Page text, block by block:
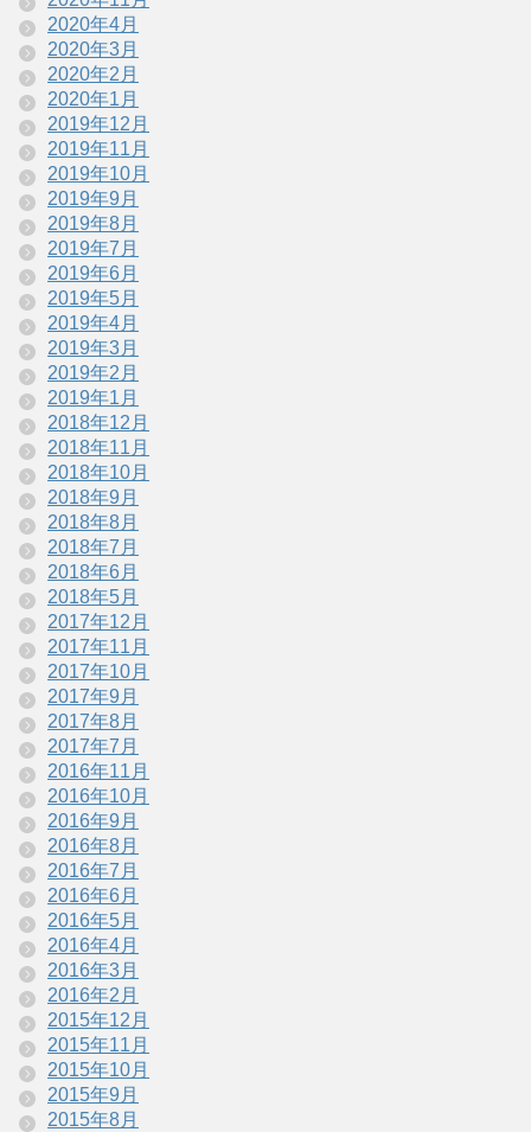
2020年4月
2020年3月
2020年2月
2020年1月
2019年12月
2019年11月
2019年10月
2019年9月
2019年8月
2019年7月
2019年6月
2019年5月
2019年4月
2019年3月
2019年2月
2019年1月
2018年12月
2018年11月
2018年10月
2018年9月
2018年8月
2018年7月
2018年6月
2018年5月
2017年12月
2017年11月
2017年10月
2017年9月
2017年8月
2017年7月
2016年11月
2016年10月
2016年9月
2016年8月
2016年7月
2016年6月
2016年5月
2016年4月
2016年3月
2016年2月
2015年12月
2015年11月
2015年10月
2015年9月
2015年8月